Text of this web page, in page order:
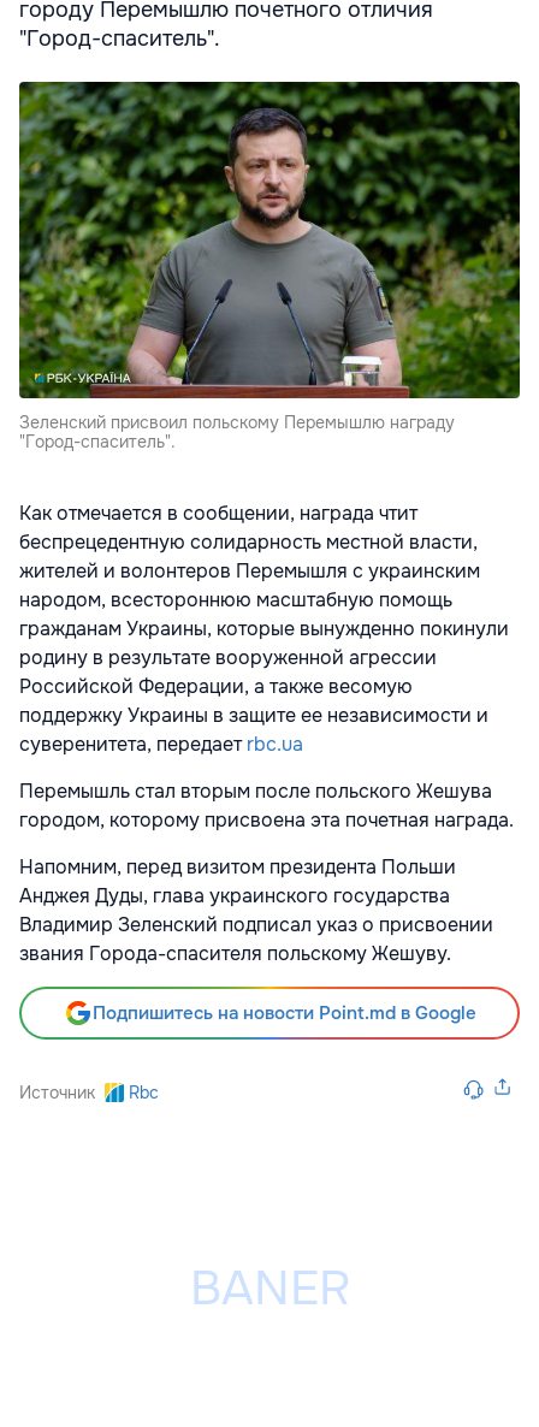
городу Перемышлю почетного отличия
"Город-спаситель".
Зеленский присвоил польскому Перемышлю награду
"Город-спаситель".
Как отмечается в сообщении, награда чтит
беспрецедентную солидарность местной власти,
жителей и волонтеров Перемышля с украинским
народом, всестороннюю масштабную помощь
гражданам Украины, которые вынужденно покинули
родину в результате вооруженной агрессии
Российской Федерации, а также весомую
поддержку Украины в защите ее независимости и
суверенитета, передаетrbc.ua
Перемышль стал вторым после польского Жешува
городом, которому присвоена эта почетная награда.
Напомним, перед визитом президента Польши
Анджея Дуды, глава украинского государства
Владимир Зеленский подписал указ о присвоении
звания Города-спасителя польскому Жешуву.
Подпишитесь на новости Point.md в Google
Источник Rbc